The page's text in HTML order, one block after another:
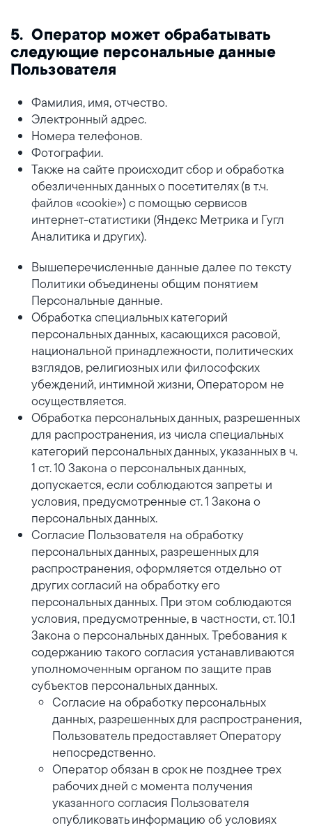
5. Оператор может обрабатывать
следующие персональные данные
Пользователя
Фамилия, имя, отчество.
Электронный адрес.
Номера телефонов.
Фотографии.
Также на сайте происходит сбор и обработка
обезличенных данных о посетителях (в т.ч.
файлов «cookie») с помощью сервисов
интернет-статистики (Яндекс Метрика и Гугл
Аналитика и других).
Вышеперечисленные данные далее по тексту
Политики объединены общим понятием
Персональные данные.
Обработка специальных категорий
персональных данных, касающихся расовой,
национальной принадлежности, политических
взглядов, религиозных или философских
убеждений, интимной жизни, Оператором не
осуществляется.
Обработка персональных данных, разрешенных
для распространения, из числа специальных
категорий персональных данных, указанных в ч.
1 ст. 10 Закона о персональных данных,
допускается, если соблюдаются запреты и
условия, предусмотренные ст. 1 Закона о
персональных данных.
Согласие Пользователя на обработку
персональных данных, разрешенных для
распространения, оформляется отдельно от
других согласий на обработку его
персональных данных. При этом соблюдаются
условия, предусмотренные, в частности, ст. 10.1
Закона о персональных данных. Требования к
содержанию такого согласия устанавливаются
уполномоченным органом по защите прав
субъектов персональных данных.
Согласие на обработку персональных
данных, разрешенных для распространения,
Пользователь предоставляет Оператору
непосредственно.
Оператор обязан в срок не позднее трех
рабочих дней с момента получения
указанного согласия Пользователя
опубликовать информацию об условиях